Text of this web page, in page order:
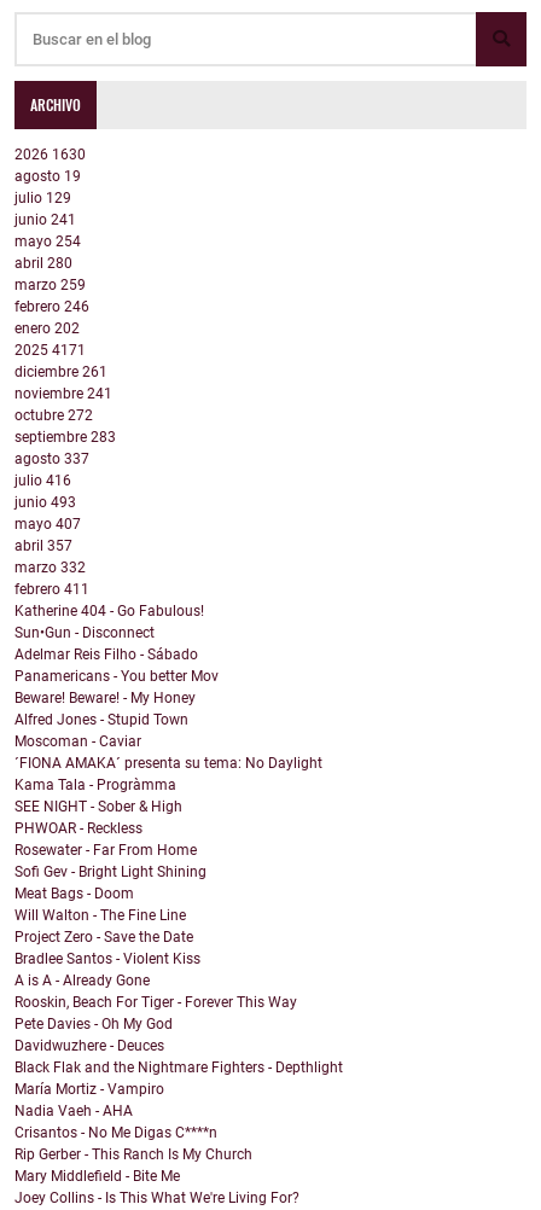
ARCHIVO
2026 1630
agosto 19
julio 129
junio 241
mayo 254
abril 280
marzo 259
febrero 246
enero 202
2025 4171
diciembre 261
noviembre 241
octubre 272
septiembre 283
agosto 337
julio 416
junio 493
mayo 407
abril 357
marzo 332
febrero 411
Katherine 404 - Go Fabulous!
Sun•Gun - Disconnect
Adelmar Reis Filho - Sábado
Panamericans - You better Mov
Beware! Beware! - My Honey
Alfred Jones - Stupid Town
Moscoman - Caviar
´FIONA AMAKA´ presenta su tema: No Daylight
Kama Tala - Progràmma
SEE NIGHT - Sober & High
PHWOAR - Reckless
Rosewater - Far From Home
Sofi Gev - Bright Light Shining
Meat Bags - Doom
Will Walton - The Fine Line
Project Zero - Save the Date
Bradlee Santos - Violent Kiss
A is A - Already Gone
Rooskin, Beach For Tiger - Forever This Way
Pete Davies - Oh My God
Davidwuzhere - Deuces
Black Flak and the Nightmare Fighters - Depthlight
María Mortiz - Vampiro
Nadia Vaeh - AHA
Crisantos - No Me Digas C****n
Rip Gerber - This Ranch Is My Church
Mary Middlefield - Bite Me
Joey Collins - Is This What We're Living For?